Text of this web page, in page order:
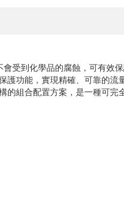
受到化學品的腐蝕，可有效
功能，實現精確、可靠的流
組合配置方案，是一種可完